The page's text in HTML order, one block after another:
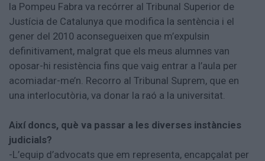
la Pompeu Fabra va recórrer al Tribunal Superior de
Justícia de Catalunya que modifica la sentència i el
gener del 2010 aconsegueixen que m’expulsin
definitivament, malgrat que els meus alumnes van
oposar-hi resistència fins que vaig entrar a l’aula per
acomiadar-me’n. Recorro al Tribunal Suprem, que en
una interlocutòria, va donar la raó a la universitat.
Així doncs, què va passar a les diverses instàncies
judicials?
-L’equip d’advocats que em representa, encapçalat per